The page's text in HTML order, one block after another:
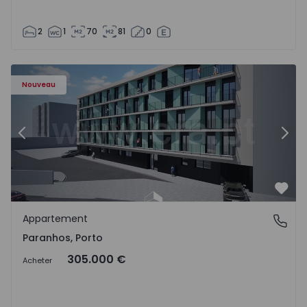
2 1 70 81 0
Nouveau
Appartement T1 Porto, Paranhos - 1575706 - 8
Précédent
Paranhos, Porto
Appartement
Paranhos, Porto
Acheter 305.000 €